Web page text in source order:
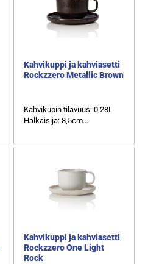
Kahvikuppi ja kahviasetti
Rockzzero Metallic Brown
Kahvikupin tilavuus: 0,28L
Halkaisija: 8,5cm
Kahvikuppi ja kahviasetti
Rockzzero One Light
Rock